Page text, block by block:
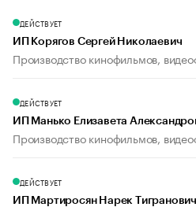
ДЕЙСТВУЕТ
ИП Корягов Сергей Николаевич
Производство кинофильмов,
ДЕЙСТВУЕТ
ИП Манько Елизавета
Производство кинофильмов,
ДЕЙСТВУЕТ
ИП Мартиросян Нарек Тигранович